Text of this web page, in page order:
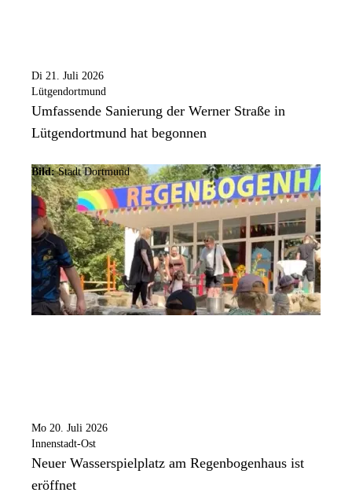
Di 21. Juli 2026
Lütgendortmund
Umfassende Sanierung der Werner Straße in
Lütgendortmund hat begonnen
Bild:Stadt Dortmund
Mo 20. Juli 2026
Innenstadt-Ost
Neuer Wasserspielplatz am Regenbogenhaus ist
eröffnet